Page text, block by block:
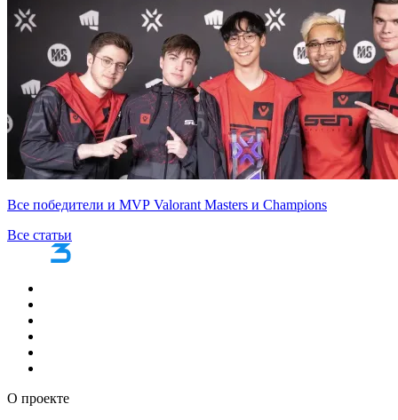
Все победители и MVP Valorant Masters и Champions
Все статьи
О проекте